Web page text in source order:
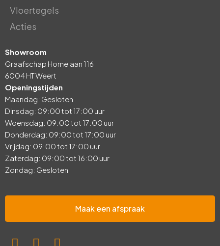
Vloertegels
Acties
Showroom
Graafschap Hornelaan 116
6004 HT Weert
Openingstijden
Maandag: Gesloten
Dinsdag: 09:00 tot 17:00 uur
Woensdag: 09:00 tot 17:00 uur
Donderdag: 09:00 tot 17:00 uur
Vrijdag: 09:00 tot 17:00 uur
Zaterdag: 09:00 tot 16:00 uur
Zondag: Gesloten
Maak een afspraak